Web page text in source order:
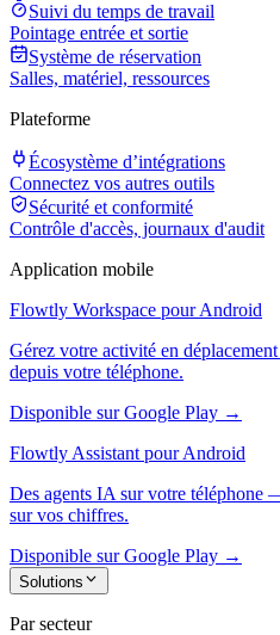
Suivi du temps de travail
Pointage entrée et sortie
Système de réservation
Salles, matériel, ressources
Plateforme
Écosystème d’intégrations
Connectez vos autres outils
Sécurité et conformité
Contrôle d'accès, journaux d'audit
Application mobile
Flowtly Workspace pour Android
Gérez votre activité en
depuis votre téléphone.
Disponible sur Google Play →
Flowtly Assistant pour Android
Des agents IA sur votre téléphone
sur vos chiffres.
Disponible sur Google Play →
Solutions
Par secteur